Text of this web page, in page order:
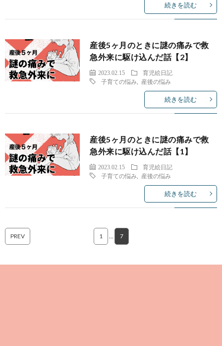
続きを読む
産後5ヶ月のときに謎の痛みで救
急外来に駆け込んだ話【2】
2023.02.15
育児絵日記
子育ての悩み
産後の悩み
続きを読む
産後5ヶ月のときに謎の痛みで救
急外来に駆け込んだ話【1】
2023.02.15
育児絵日記
子育ての悩み
産後の悩み
続きを読む
PREV 1 7